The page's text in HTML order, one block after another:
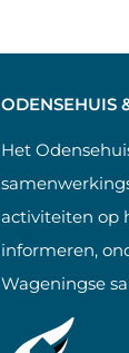
ODENSEHUIS
Het
activiteiten op
informeren,
Wageningse